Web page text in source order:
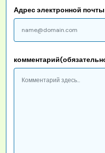
Адрес электронной